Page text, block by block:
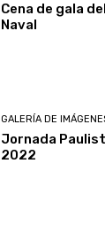
Cena de gala
Naval
GALERÍA DE
Jornada
2022